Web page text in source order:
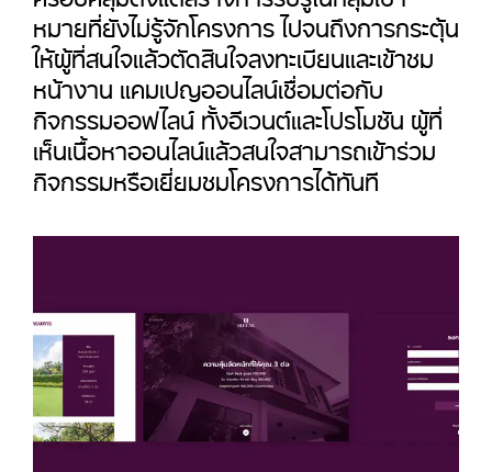
หมายที่ยังไม่รู้จักโครงการ ไปจนถึงการกระตุ้น
ให้ผู้ที่สนใจแล้วตัดสินใจลงทะเบียนและเข้าชม
หน้างาน แคมเปญออนไลน์เชื่อมต่อกับ
กิจกรรมออฟไลน์ ทั้งอีเวนต์และโปรโมชัน ผู้ที่
เห็นเนื้อหาออนไลน์แล้วสนใจสามารถเข้าร่วม
กิจกรรมหรือเยี่ยมชมโครงการได้ทันที